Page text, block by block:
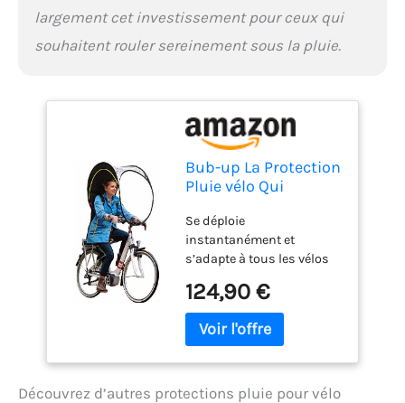
largement cet investissement pour ceux qui
souhaitent rouler sereinement sous la pluie.
Bub-up La Protection
Pluie vélo Qui
vêtement de Pluie
(imperméable, Veste,
Cape de pluie, Parka,
Poncho de pluie…)
Se déploie
instantanément et
s’adapte à tous les vélos
transporte facilement
après utilisation 80% du
corps, protégé contre la
cuisses à la tête Forme
124,90 €
Découvrez d’autres protections pluie pour vélo